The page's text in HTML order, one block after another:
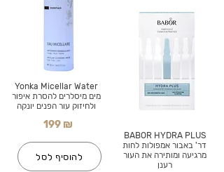
Yonka Micellar Water
מים מיסלרים להסרת איפור
ולחיזוק עור הפנים יונקה
199 ₪
להוסיף לסל
BABOR HYDRA PLUS
דר' באבור אמפולות לחות
מרגיעה ומותירה את העור
רענן